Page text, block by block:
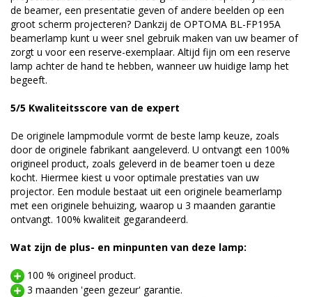
de beamer, een presentatie geven of andere beelden op een
groot scherm projecteren? Dankzij de OPTOMA BL-FP195A
beamerlamp kunt u weer snel gebruik maken van uw beamer of
zorgt u voor een reserve-exemplaar. Altijd fijn om een reserve
lamp achter de hand te hebben, wanneer uw huidige lamp het
begeeft.
5/5 Kwaliteitsscore van de expert
De originele lampmodule vormt de beste lamp keuze, zoals
door de originele fabrikant aangeleverd. U ontvangt een 100%
origineel product, zoals geleverd in de beamer toen u deze
kocht. Hiermee kiest u voor optimale prestaties van uw
projector. Een module bestaat uit een originele beamerlamp
met een originele behuizing, waarop u 3 maanden garantie
ontvangt. 100% kwaliteit gegarandeerd.
Wat zijn de plus- en minpunten van deze lamp:
100 % origineel product.
3 maanden 'geen gezeur' garantie.